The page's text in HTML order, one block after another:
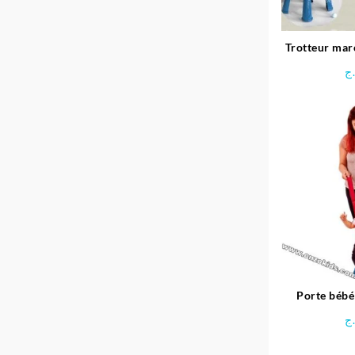
Trotteur
Porte